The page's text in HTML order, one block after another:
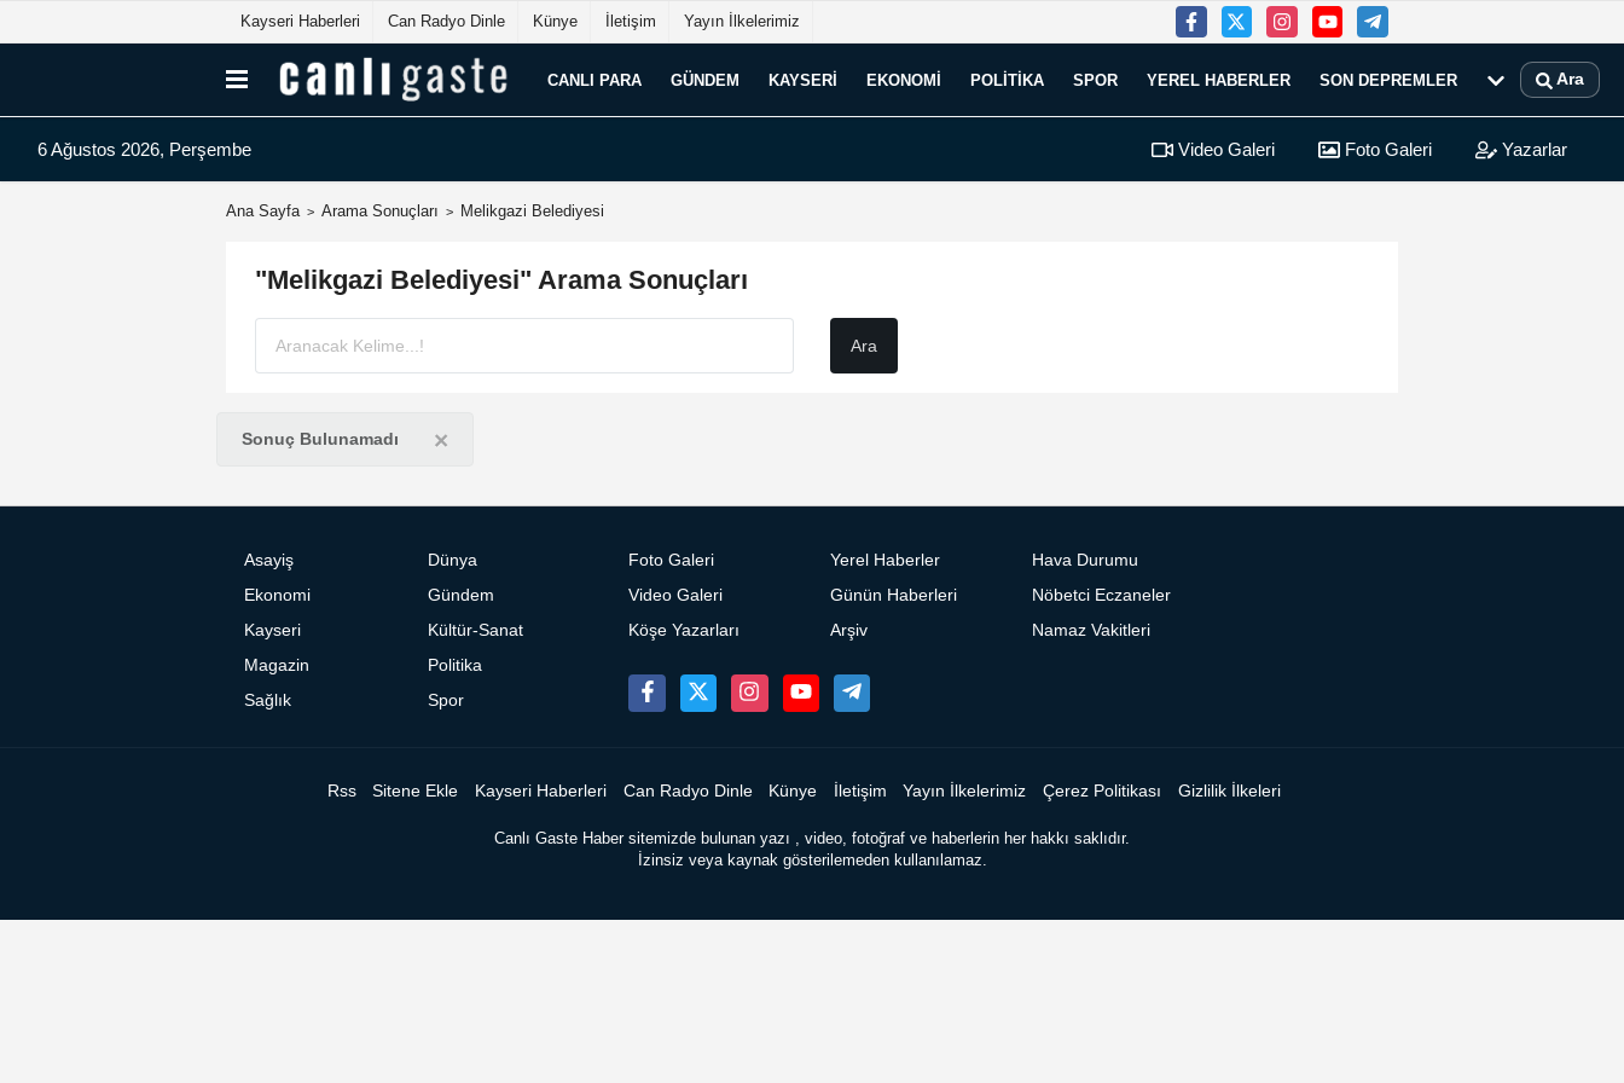
Kayseri Haberleri Can Radyo Dinle Künye İletişim Yayın İlkelerimiz
CANLI PARA GÜNDEM KAYSERI EKONOMI POLITIKA SPOR YEREL HABERLER SON DEPREMLER Ara
6 Ağustos 2026, Perşembe Video Galeri Foto Galeri Yazarlar
Ana Sayfa Arama Sonuçları Melikgazi Belediyesi
"Melikgazi Belediyesi" Arama Sonuçları
Sonuç Bulunamadı ×
Asayiş
Dünya
Ekonomi
Gündem
Kayseri
Kültür-Sanat
Magazin
Politika
Sağlık
Spor
Foto Galeri
Video Galeri
Köşe Yazarları
Yerel Haberler
Günün Haberleri
Arşiv
Hava Durumu
Nöbetci Eczaneler
Namaz Vakitleri
Rss Sitene Ekle Kayseri Haberleri Can Radyo Dinle Künye İletişim Yayın İlkelerimiz Çerez Politikası Gizlilik İlkeleri
Canlı Gaste Haber sitemizde bulunan yazı , video, fotoğraf ve haberlerin her hakkı saklıdır.
İzinsiz veya kaynak gösterilemeden kullanılamaz.